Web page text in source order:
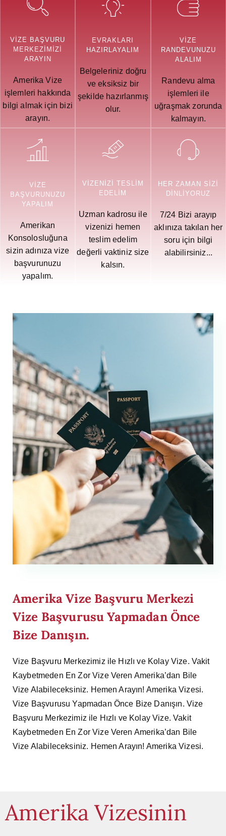
VIZE BAŞVURU
MERKEZIMIZI
ARAYIN
Amerika Vize
işlemleri hakkında
bilgi almak için bizi
arayın.
EVRAKLARI
HAZIRLAYALIM
Belgeleriniz doğru
ve eksiksiz bir
şekilde hazırlanmış
olur.
VIZE
RANDEVUNUZU
ALALIM
Randevu alma
işlemleri ile
uğraşmak zorunda
kalmayın.
VIZE
BAŞVURUNUZU
YAPALIM
Amerikan
Konsolosluğuna
sizin adınıza vize
başvurunuzu
yapalım.
VIZENIZI TESLIM
EDELIM
Uzman kadrosu ile
vizenizi hemen
teslim edelim
değerli vaktiniz size
kalsın.
HER ZAMAN SİZİ
DİNLİYORUZ
7/24 Bizi arayıp
aklınıza takılan her
soru için bilgi
alabilirsiniz...
Amerika Vize Başvuru Merkezi
Vize Başvurusu Yapmadan Önce
Bize Danışın.
Vize Başvuru Merkezimiz ile Hızlı ve Kolay Vize. Vakit
Kaybetmeden En Zor Vize Veren Amerika’dan Bile
Vize Alabileceksiniz. Hemen Arayın! Amerika Vizesi.
Vize Başvurusu Yapmadan Önce Bize Danışın. Vize
Başvuru Merkezimiz ile Hızlı ve Kolay Vize. Vakit
Kaybetmeden En Zor Vize Veren Amerika’dan Bile
Vize Alabileceksiniz. Hemen Arayın! Amerika Vizesi.
Amerika Vizesinin